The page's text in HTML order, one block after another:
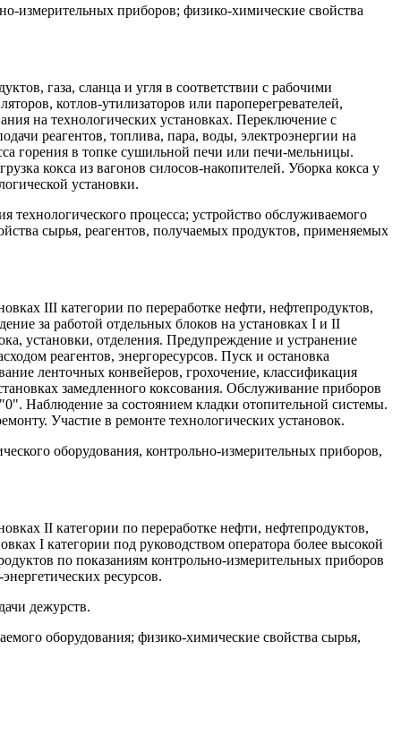
измерительных приборов; физико-химические свойства
газа, сланца и угля в соответствии с рабочими
котлов-утилизаторов или пароперегревателей,
на технологических установках. Переключение с
реагентов, топлива, пара, воды, электроэнергии на
горения в топке сушильной печи или печи-мельницы.
кокса из вагонов силосов-накопителей. Уборка кокса у
установки.
процесса; устройство обслуживаемого
сырья, реагентов, получаемых продуктов, применяемых
III категории по переработке нефти, нефтепродуктов,
за работой отдельных блоков на установках I и II
установки, отделения. Предупреждение и устранение
реагентов, энергоресурсов. Пуск и остановка
ленточных конвейеров, грохочение, классификация
замедленного коксования. Обслуживание приборов
Наблюдение за состоянием кладки отопительной системы.
Участие в ремонте технологических установок.
оборудования, контрольно-измерительных приборов,
II категории по переработке нефти, нефтепродуктов,
I категории под руководством оператора более высокой
по показаниям контрольно-измерительных приборов
ресурсов.
дежурств.
оборудования; физико-химические свойства сырья,